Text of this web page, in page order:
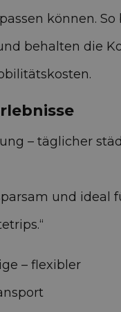
können. So
behalten die
– täglicher
und ideal
– flexibler